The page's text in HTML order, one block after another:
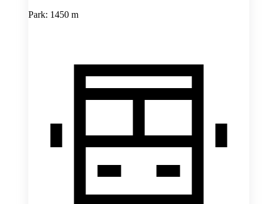
Park: 1450 m